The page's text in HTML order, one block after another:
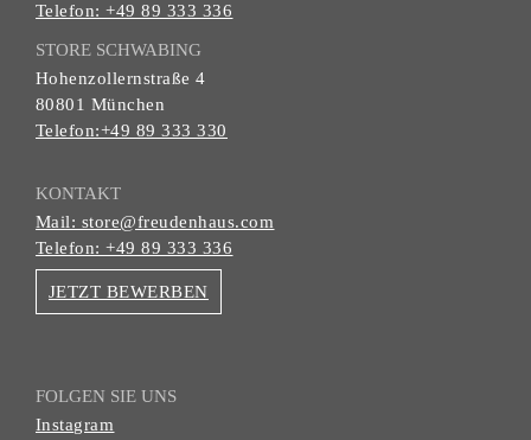
Telefon: +49 89 333 336
STORE SCHWABING
Hohenzollernstraße 4
80801 München
Telefon:+49 89 333 330
KONTAKT
Mail: store@freudenhaus.com
Telefon: +49 89 333 336
JETZT BEWERBEN
FOLGEN SIE UNS
Instagram